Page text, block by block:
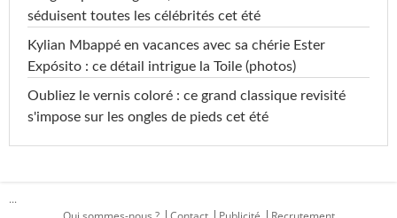
séduisent toutes les célébrités cet été
Kylian Mbappé en vacances avec sa chérie Ester
Expósito : ce détail intrigue la Toile (photos)
Oubliez le vernis coloré : ce grand classique revisité
s'impose sur les ongles de pieds cet été
...